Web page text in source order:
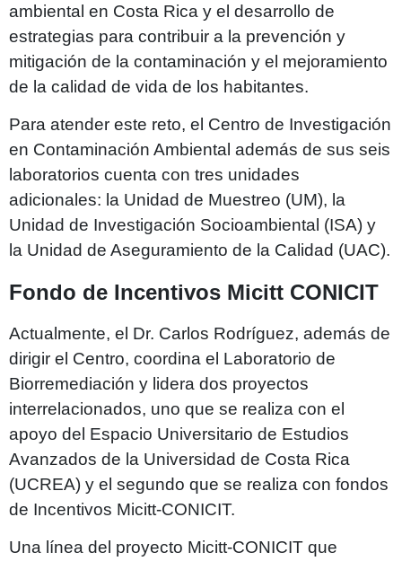
ambiental en Costa Rica y el desarrollo de
estrategias para contribuir a la prevención y
mitigación de la contaminación y el mejoramiento
de la calidad de vida de los habitantes.
Para atender este reto, el Centro de Investigación
en Contaminación Ambiental además de sus seis
laboratorios cuenta con tres unidades
adicionales: la Unidad de Muestreo (UM), la
Unidad de Investigación Socioambiental (ISA) y
la Unidad de Aseguramiento de la Calidad (UAC).
Fondo de Incentivos Micitt CONICIT
Actualmente, el Dr. Carlos Rodríguez, además de
dirigir el Centro, coordina el Laboratorio de
Biorremediación y lidera dos proyectos
interrelacionados, uno que se realiza con el
apoyo del Espacio Universitario de Estudios
Avanzados de la Universidad de Costa Rica
(UCREA) y el segundo que se realiza con fondos
de Incentivos Micitt-CONICIT.
Una línea del proyecto Micitt-CONICIT que